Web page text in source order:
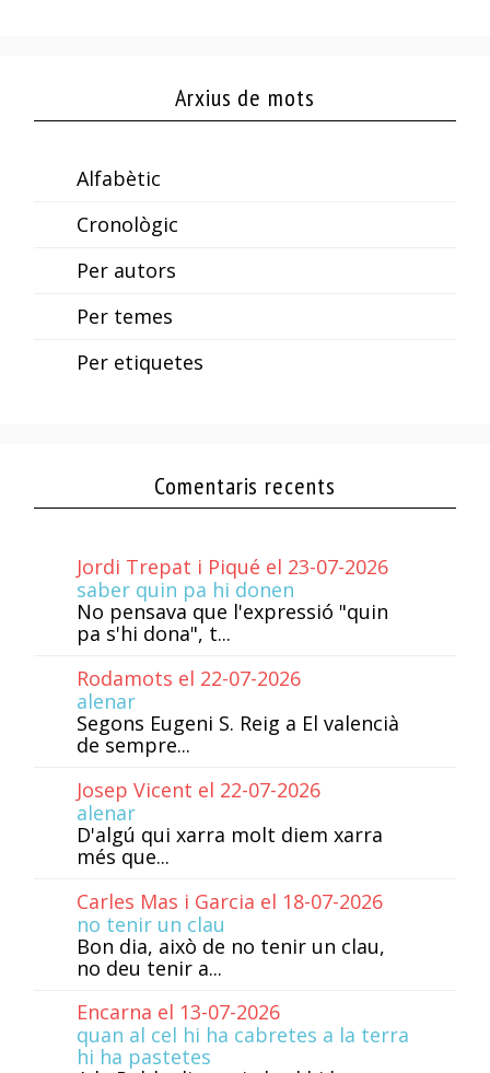
Arxius de mots
Alfabètic
Cronològic
Per autors
Per temes
Per etiquetes
Comentaris recents
Jordi Trepat i Piqué el 23-07-2026
saber quin pa hi donen
No pensava que l'expressió "quin
pa s'hi dona", t...
Rodamots el 22-07-2026
alenar
Segons Eugeni S. Reig a El valencià
de sempre...
Josep Vicent el 22-07-2026
alenar
D'algú qui xarra molt diem xarra
més que...
Carles Mas i Garcia el 18-07-2026
no tenir un clau
Bon dia, això de no tenir un clau,
no deu tenir a...
Encarna el 13-07-2026
quan al cel hi ha cabretes a la terra
hi ha pastetes